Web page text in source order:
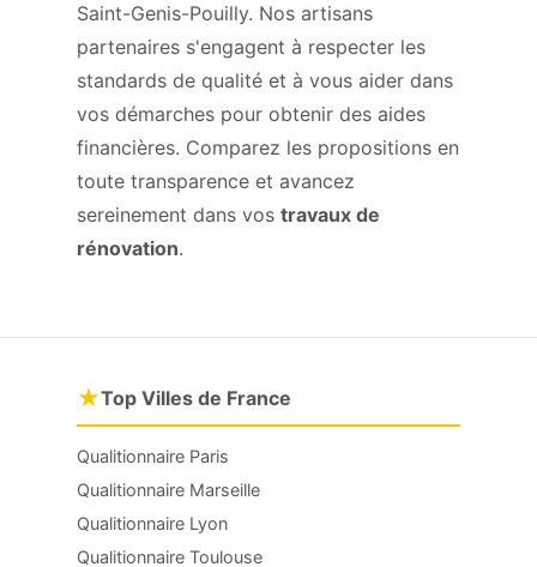
Saint-Genis-Pouilly. Nos artisans
partenaires s'engagent à respecter les
standards de qualité et à vous aider dans
vos démarches pour obtenir des aides
financières. Comparez les propositions en
toute transparence et avancez
sereinement dans vos travaux de
rénovation.
★Top Villes de France
Qualitionnaire Paris
Qualitionnaire Marseille
Qualitionnaire Lyon
Qualitionnaire Toulouse